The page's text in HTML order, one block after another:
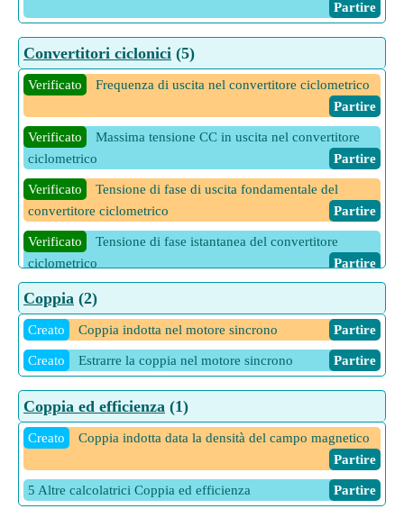
Partire
Convertitori ciclonici (5)
Verificato
Frequenza di uscita nel convertitore ciclometrico
Partire
Verificato
Massima tensione CC in uscita nel convertitore
ciclometrico
Partire
Verificato
Tensione di fase di uscita fondamentale del
convertitore ciclometrico
Partire
Verificato
Tensione di fase istantanea del convertitore
ciclometrico
Partire
Verificato
Valore RMS della tensione di uscita del
convertitore ciclometrico
Partire
Coppia (2)
Creato Coppia indotta nel motore sincrono Partire
Creato Estrarre la coppia nel motore sincrono Partire
Coppia ed efficienza (1)
Creato
Coppia indotta data la densità del campo magnetico
Partire
5 Altre calcolatrici Coppia ed efficienza Partire